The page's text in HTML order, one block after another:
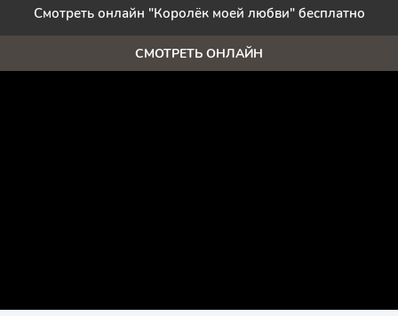
Смотреть онлайн "Королёк моей любви" бесплатно
СМОТРЕТЬ ОНЛАЙН